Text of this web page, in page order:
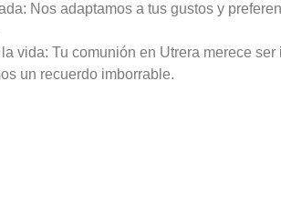
Nos adaptamos a tus gustos y
vida: Tu comunión en Utrera merece
un recuerdo imborrable.